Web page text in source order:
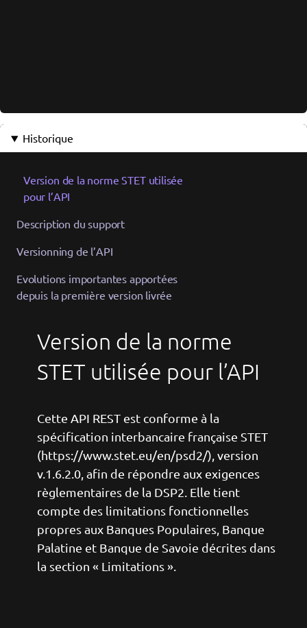
Historique
Version de la norme STET utilisée
pour l’API
Description du support
Versionning de l’API
Evolutions importantes apportées
depuis la première version livrée
Version de la norme
STET utilisée pour l’API
Cette API REST est conforme à la
spécification interbancaire française STET
(https://www.stet.eu/en/psd2/), version
v.1.6.2.0, afin de répondre aux exigences
règlementaires de la DSP2. Elle tient
compte des limitations fonctionnelles
propres aux Banques Populaires, Banque
Palatine et Banque de Savoie décrites dans
la section « Limitations ».